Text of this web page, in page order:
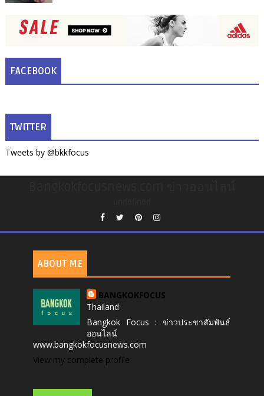
FACEBOOK
TWITTER
Tweets by @bkkfocus
ABOUT ME
BANGKOKFOCUS
Thailand
Bangkok Focus : ข่าวประชาสัมพันธ์
ออนไลน์
www.bangkokfocusnews.com
View my complete profile